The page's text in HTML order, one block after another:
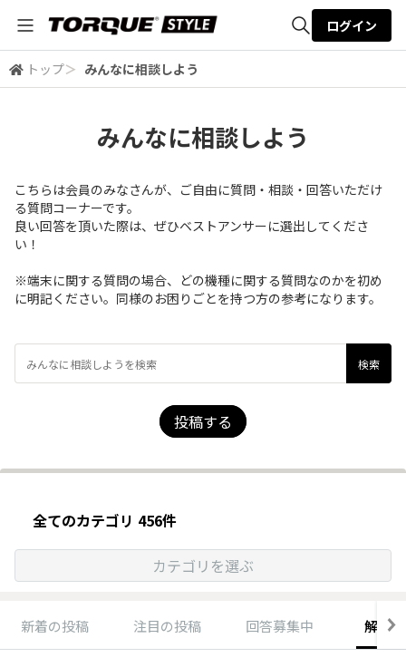
全体検索
ログイン
トップ＞ みんなに相談しよう
みんなに相談しよう
こちらは会員のみなさんが、ご自由に質問・相談・回答いただけ
る質問コーナーです。
良い回答を頂いた際は、ぜひベストアンサーに選出してくださ
い！
※端末に関する質問の場合、どの機種に関する質問なのかを初め
に明記ください。同様のお困りごとを持つ方の参考になります。
投稿する
全てのカテゴリ 456件
カテゴリを選ぶ
新着の投稿 注目の投稿 回答募集中 解決